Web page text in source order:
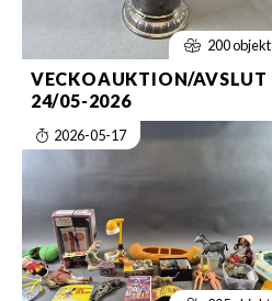
200 objekt
VECKOAUKTION/AVSLUT
24/05-2026
2026-05-17